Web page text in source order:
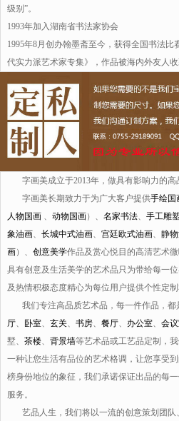
级别”。
1993年加入湖南省书法家协会
1995年8月创办翰墨斋至今，获得全国书法
代实力派艺术家专集》，作品被海内外友人收
字画美成立于2013年，做具有影响力的高
字画美长期致力于为广大客户提供手绘国
人物国画 、 动物国画）、 名家书法、 手工雕塑
象油画、 长城中式油画、 宫廷欧式油画、 静
画）、 创意美学作品及赏心悦目的高清艺术
具有创意及生活美学的艺术品只为带给每一
及热情积极态度精心为每位用户提供个性定制
我们专注高品质艺术品，每一件作品，都
厅、 卧室、 玄关、 书房、 餐厅、 办公室、 会
墅、 茶楼、 背景墙等艺术品或工艺品定制，
一种让您生活有品位的艺术格调，让您享受
榜身份地位的象征，我们承诺保证出品的每
服务。
艺品人生，我们将以一流的创意策划团队